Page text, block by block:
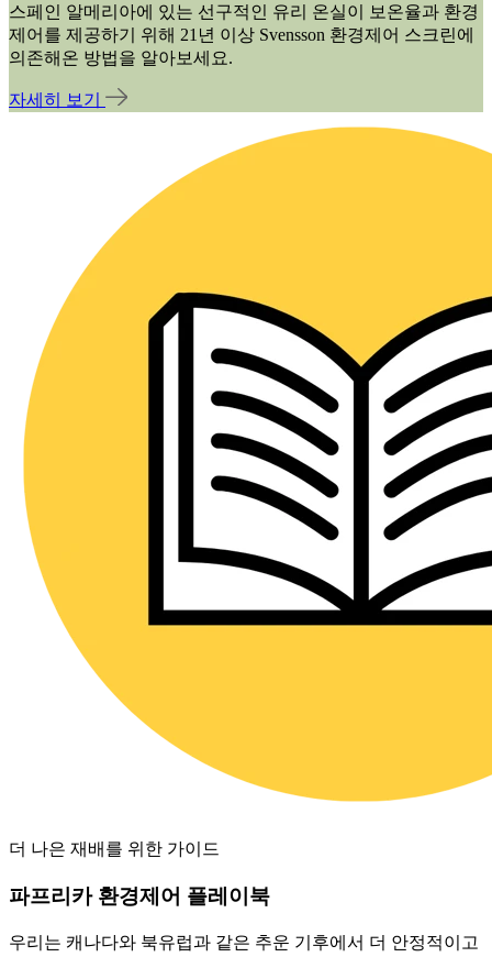
스페인 알메리아에 있는 선구적인 유리 온실이 보온율과 환경
제어를 제공하기 위해 21년 이상 Svensson 환경제어 스크린에
의존해온 방법을 알아보세요.
자세히 보기
더 나은 재배를 위한 가이드
파프리카 환경제어 플레이북
우리는 캐나다와 북유럽과 같은 추운 기후에서 더 안정적이고